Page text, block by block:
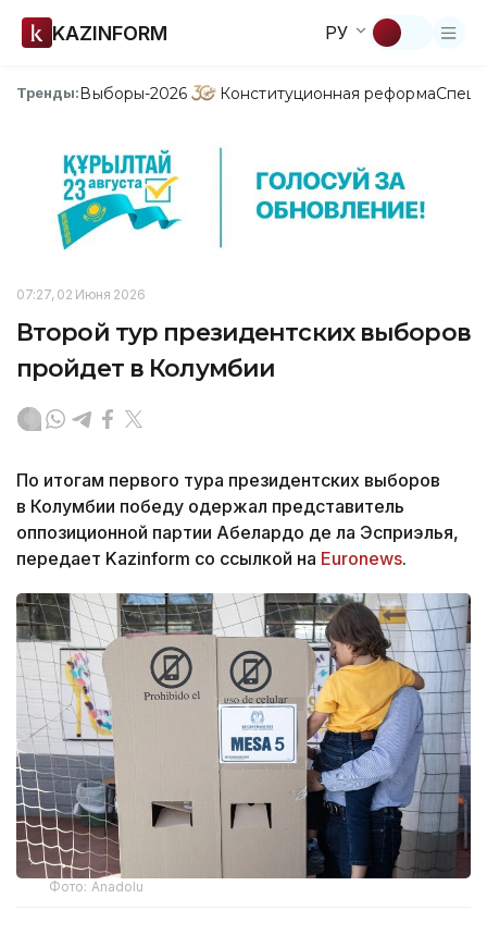
KAZINFORM РУ
Тренды:Выборы-2026 Конституционная реформа
07:27, 02 Июня 2026
Второй тур президентских выборов
пройдет в Колумбии
По итогам первого тура президентских выборов
в Колумбии победу одержал представитель
оппозиционной партии Абелардо де ла Эсприэлья,
передает Kazinform со ссылкой на Euronews.
Фото: Anadolu